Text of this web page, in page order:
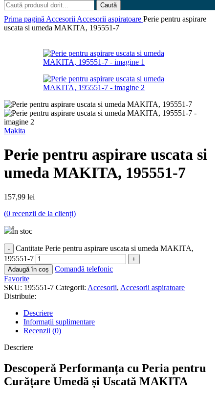
Caută
Prima pagină Accesorii Accesorii aspiratoare Perie pentru aspirare
uscata si umeda MAKITA, 195551-7
Makita
Perie pentru aspirare uscata si
umeda MAKITA, 195551-7
157,99 lei
(0 recenzii de la clienți)
În stoc
Cantitate Perie pentru aspirare uscata si umeda MAKITA,
195551-7
Adaugă în coș
Comandă telefonic
Favorite
SKU: 195551-7 Categorii: Accesorii, Accesorii aspiratoare
Distribuie:
Descriere
Informații suplimentare
Recenzii (0)
Descriere
Descoperă Performanța cu Peria pentru
Curățare Umedă și Uscată MAKITA